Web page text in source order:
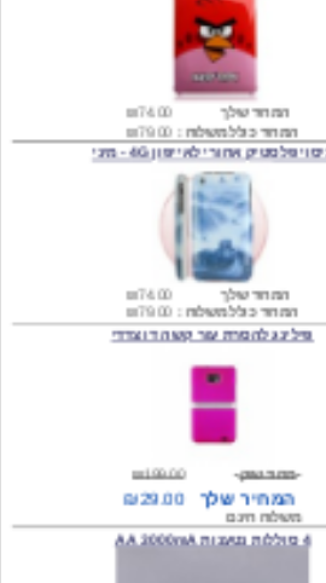
המחיר כולל משלוח :
כיסוי פלסטיק אחורי לאייפון 4G - מיני
₪74.00
המחיר שלך
המחיר כולל משלוח :
פילינג להסרת עור קשה דו צדדי
המחיר שלך
משלוח חינם